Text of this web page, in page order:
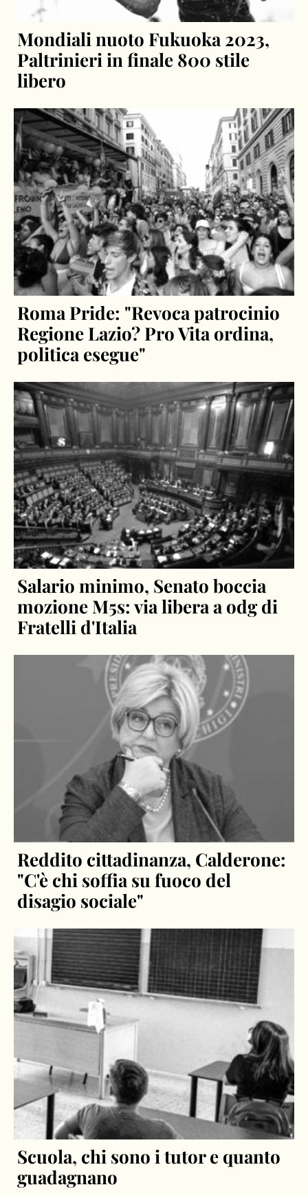
Mondiali nuoto Fukuoka 2023,
Paltrinieri in finale 800 stile
libero
Roma Pride: "Revoca patrocinio
Regione Lazio? Pro Vita ordina,
politica esegue"
Salario minimo, Senato boccia
mozione M5s: via libera a odg di
Fratelli d'Italia
Reddito cittadinanza, Calderone:
"C'è chi soffia su fuoco del
disagio sociale"
Scuola, chi sono i tutor e quanto
guadagnano